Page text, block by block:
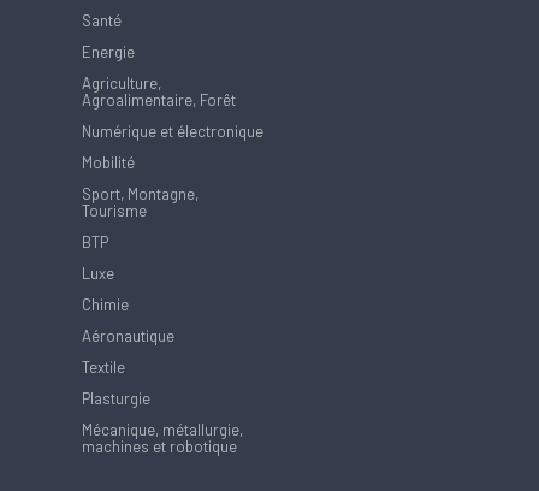
Santé
Energie
Agriculture,
Agroalimentaire, Forêt
Numérique et électronique
Mobilité
Sport, Montagne,
Tourisme
BTP
Luxe
Chimie
Aéronautique
Textile
Plasturgie
Mécanique, métallurgie,
machines et robotique